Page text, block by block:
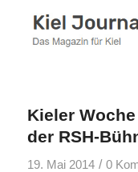
Kieler
der RSH-
19. Mai 2014 / 0